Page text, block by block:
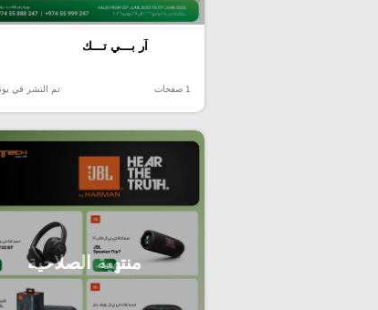
آر بـــي تـــك
1 صفحات تم النشر في يونيو
منتهية الصلاحية